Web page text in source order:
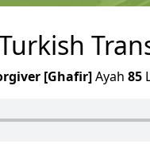
[Ghafir]Ayah 85